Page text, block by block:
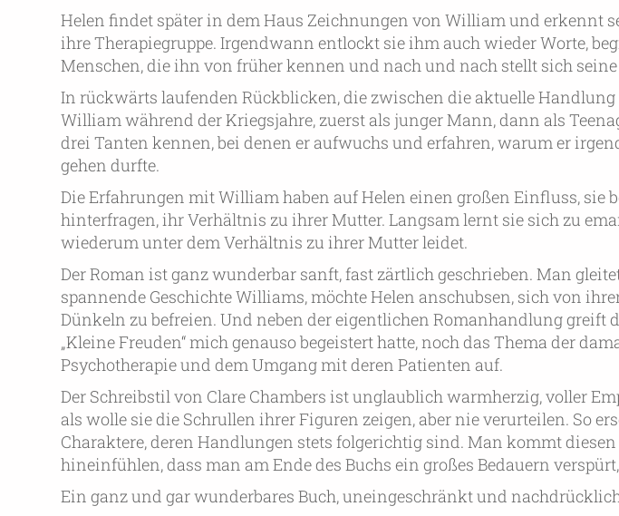
Helen findet später in dem Haus Zeichnungen von William und erkennt
ihre Therapiegruppe. Irgendwann entlockt sie ihm auch wieder Worte,
Menschen, die ihn von früher kennen und nach und nach stellt sich seine
In rückwärts laufenden Rückblicken, die zwischen die aktuelle
William während der Kriegsjahre, zuerst als junger Mann, dann als
drei Tanten kennen, bei denen er aufwuchs und erfahren, warum er
gehen durfte.
Die Erfahrungen mit William haben auf Helen einen großen Einfluss, sie
hinterfragen, ihr Verhältnis zu ihrer Mutter. Langsam lernt sie sich zu
wiederum unter dem Verhältnis zu ihrer Mutter leidet.
Der Roman ist ganz wunderbar sanft, fast zärtlich geschrieben. Man
spannende Geschichte Williams, möchte Helen anschubsen, sich von
Dünkeln zu befreien. Und neben der eigentlichen Romanhandlung greift
„Kleine Freuden“ mich genauso begeistert hatte, noch das Thema der
Psychotherapie und dem Umgang mit deren Patienten auf.
Der Schreibstil von Clare Chambers ist unglaublich warmherzig, voller
als wolle sie die Schrullen ihrer Figuren zeigen, aber nie verurteilen. So
Charaktere, deren Handlungen stets folgerichtig sind. Man kommt
hineinfühlen, dass man am Ende des Buchs ein großes Bedauern
Ein ganz und gar wunderbares Buch, uneingeschränkt und